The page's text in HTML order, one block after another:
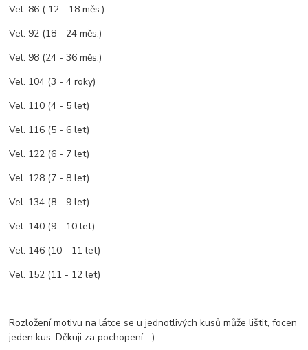
Vel. 86 ( 12 - 18 měs.)
Vel. 92 (18 - 24 měs.)
Vel. 98 (24 - 36 měs.)
Vel. 104 (3 - 4 roky)
Vel. 110 (4 - 5 let)
Vel. 116 (5 - 6 let)
Vel. 122 (6 - 7 let)
Vel. 128 (7 - 8 let)
Vel. 134 (8 - 9 let)
Vel. 140 (9 - 10 let)
Vel. 146 (10 - 11 let)
Vel. 152 (11 - 12 let)
Rozložení motivu na látce se u jednotlivých kusů může lištit, focen
jeden kus. Děkuji za pochopení :-)